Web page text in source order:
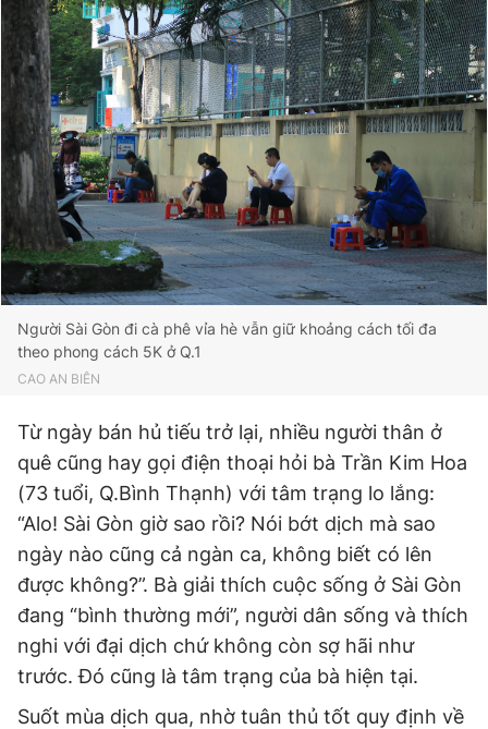
Người Sài Gòn đi cà phê vỉa hè vẫn giữ khoảng cách tối đa
theo phong cách 5K ở Q.1
CAO AN BIÊN
Từ ngày bán hủ tiếu trở lại, nhiều người thân ở
quê cũng hay gọi điện thoại hỏi bà Trần Kim Hoa
(73 tuổi, Q.Bình Thạnh) với tâm trạng lo lắng:
“Alo! Sài Gòn giờ sao rồi? Nói bớt dịch mà sao
ngày nào cũng cả ngàn ca, không biết có lên
được không?”. Bà giải thích cuộc sống ở Sài Gòn
đang “bình thường mới”, người dân sống và thích
nghi với đại dịch chứ không còn sợ hãi như
trước. Đó cũng là tâm trạng của bà hiện tại.
Suốt mùa dịch qua, nhờ tuân thủ tốt quy định về